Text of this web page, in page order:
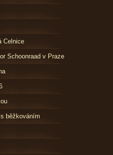
Celnice
Schoonraad v Praze
běžkováním